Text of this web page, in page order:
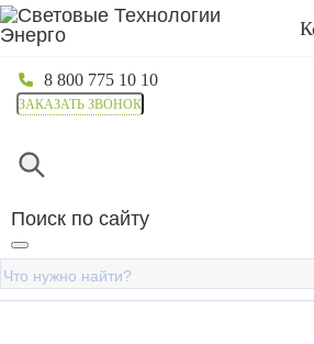
8 800 775 10 10
ЗАКАЗАТЬ ЗВОНОК
Поиск по сайту
Главная
Сетевой инвертор EOS
On-grid 7 кВт, 1 фаза